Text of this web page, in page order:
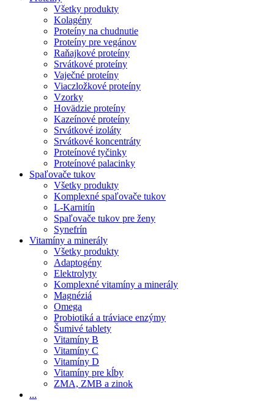
Všetky produkty
Kolagény
Proteíny na chudnutie
Proteíny pre vegánov
Raňajkové proteíny
Srvátkové proteíny
Vaječné proteíny
Viaczložkové proteíny
Vzorky
Hovädzie proteíny
Kazeínové proteíny
Srvátkové izoláty
Srvátkové koncentráty
Proteínové tyčinky
Proteínové palacinky
Spaľovače tukov
Všetky produkty
Komplexné spaľovače tukov
L-Karnitín
Spaľovače tukov pre ženy
Synefrín
Vitamíny a minerály
Všetky produkty
Adaptogény
Elektrolyty
Komplexné vitamíny a minerály
Magnéziá
Omega
Probiotiká a tráviace enzýmy
Šumivé tablety
Vitamíny B
Vitamíny C
Vitamíny D
Vitamíny pre kĺby
ZMA, ZMB a zinok
...